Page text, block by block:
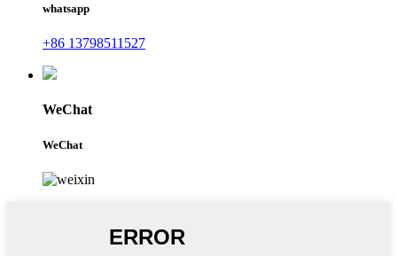
whatsapp
+86 13798511527
WeChat
WeChat